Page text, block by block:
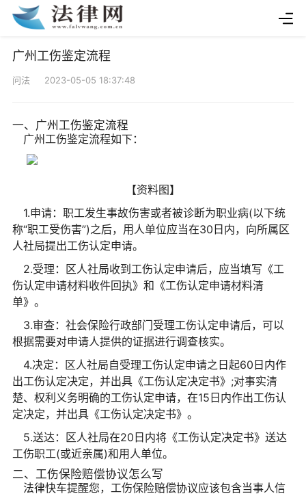
广州工伤鉴定流程
问法 2023-05-05 18:37:48
一、广州工伤鉴定流程
广州工伤鉴定流程如下：
【资料图】
1.申请：职工发生事故伤害或者被诊断为职业病(以下统
称“职工受伤害”)之后，用人单位应当在30日内，向所属区
人社局提出工伤认定申请。
2.受理：区人社局收到工伤认定申请后，应当填写《工
伤认定申请材料收件回执》和《工伤认定申请材料清
单》。
3.审查：社会保险行政部门受理工伤认定申请后，可以
根据需要对申请人提供的证据进行调查核实。
4.决定：区人社局自受理工伤认定申请之日起60日内作
出工伤认定决定，并出具《工伤认定决定书》;对事实清
楚、权利义务明确的工伤认定申请，在15日内作出工伤认
定决定，并出具《工伤认定决定书》。
5.送达：区人社局在20日内将《工伤认定决定书》送达
工伤职工(或近亲属)和用人单位。
二、工伤保险赔偿协议怎么写
法律快车提醒您，工伤保险赔偿协议应该包含当事人信